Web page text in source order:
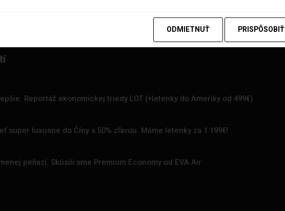
Reportáž ekonomickej triedy LOT (+letenky do Ameriky od 499€)
super luxusne do Číny s 50% zľavou. Máme letenky za 1 199€!
peňazí. Skúsili sme Premium Economy od EVA Air
ODMIETNUŤ PRISPÔSOBIŤ